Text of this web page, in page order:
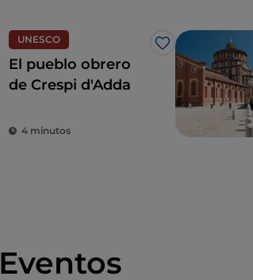
UNESCO
Me gusta
El pueblo obrero
de Crespi d'Adda
4 minutos
Eventos